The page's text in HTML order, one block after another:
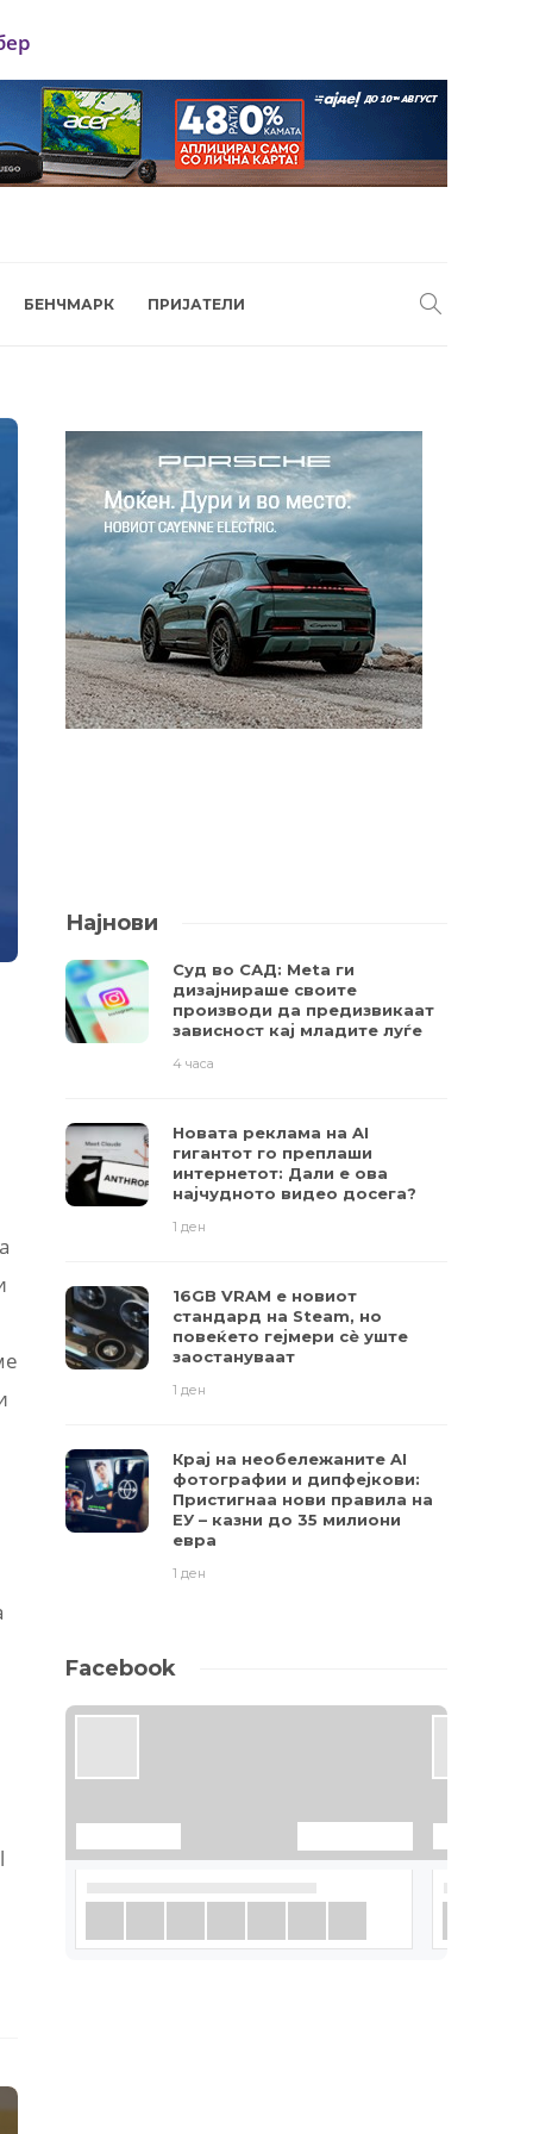
БЕНЧМАРК ПРИЈАТЕЛИ
Најнови
Суд во САД: Meta ги
дизајнираше своите
производи да предизвикаат
зависност кај младите луѓе
4 часа
Новата реклама на AI
гигантот го преплаши
интернетот: Дали е ова
најчудното видео досега?
1 ден
16GB VRAM е новиот
стандард на Steam, но
повеќето гејмери ​​сè уште
заостануваат
1 ден
Крај на необележаните AI
фотографии и дипфејкови:
Пристигнаа нови правила на
ЕУ – казни до 35 милиони
евра
1 ден
Facebook